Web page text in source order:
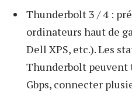
Thunderbolt 3 / 4 :
ordinateurs haut de
Dell XPS, etc.). Les
Thunderbolt peuvent
Gbps, connecter